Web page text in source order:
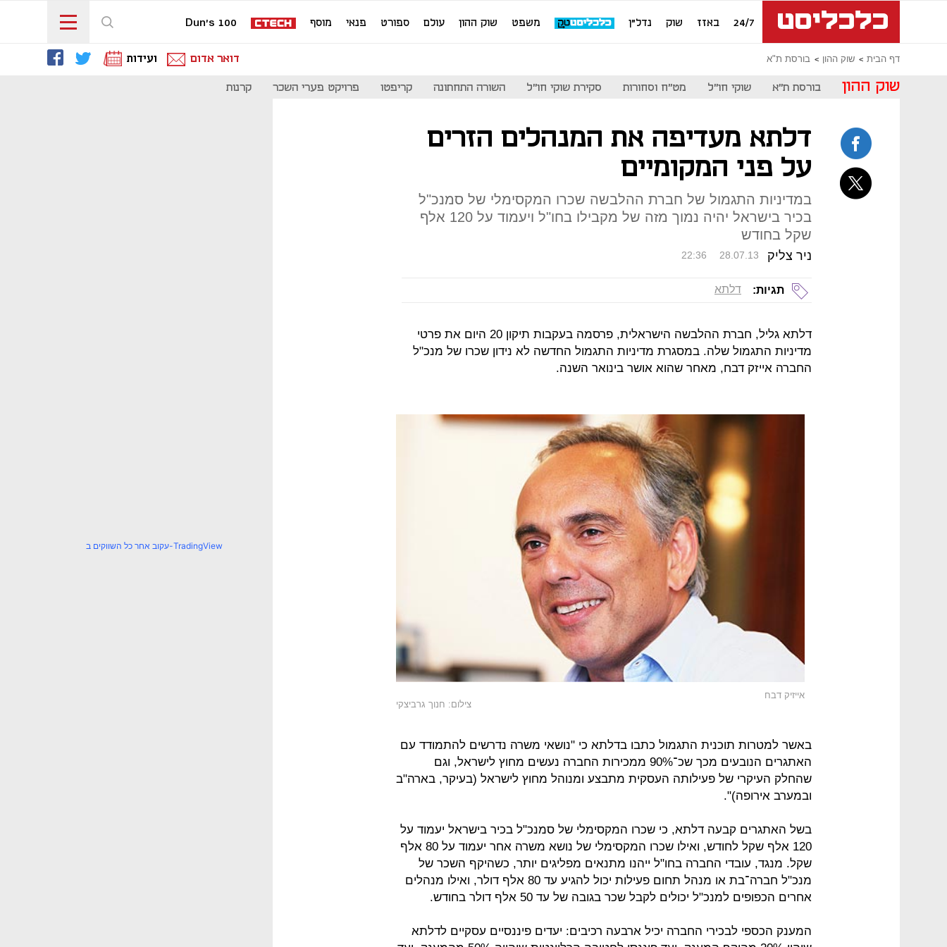
24/7 באזז שוק נדל"ן משפט שוק ההון עולם ספורט פנאי מוסף Dun's 100
דף הבית שוק ההון בורסת ת"א דואר אדום ועידות
שוק ההון בורסת ת"א שוקי חו"ל מט"ח וסחורות סקירת שוקי חו"ל השורה התחתונה קריפטו פרויקט פערי השכר קרנות
דלתא מעדיפה את המנהלים הזרים
על פני המקומיים
במדיניות התגמול של חברת ההלבשה שכרו המקסימלי של סמנכ"ל
בכיר בישראל יהיה נמוך מזה של מקבילו בחו"ל ויעמוד על 120 אלף
שקל בחודש
ניר צליק 22:36 28.07.13
תגיות: דלתא
דלתא גליל, חברת ההלבשה הישראלית, פרסמה בעקבות תיקון 20 היום את פרטי
מדיניות התגמול שלה. במסגרת מדיניות התגמול החדשה לא נידון שכרו של מנכ"ל
החברה אייזק דבח, מאחר שהוא אושר בינואר השנה.
אייזיק דבח
צילום: חנוך גרביצקי
באשר למטרות תוכנית התגמול כתבו בדלתא כי "נושאי משרה נדרשים להתמודד עם
האתגרים הנובעים מכך שכ־90% ממכירות החברה נעשים מחוץ לישראל, וגם
שהחלק העיקרי של פעילותה העסקית מתבצע ומנוהל מחוץ לישראל (בעיקר, בארה"ב
ובמערב אירופה)".
בשל האתגרים קבעה דלתא, כי שכרו המקסימלי של סמנכ"ל בכיר בישראל יעמוד על
120 אלף שקל לחודש, ואילו שכרו המקסימלי של נושא משרה אחר יעמוד על 80 אלף
שקל. מנגד, עובדי החברה בחו"ל ייהנו מתנאים מפליגים יותר, כשהיקף השכר של
מנכ"ל חברה־בת או מנהל תחום פעילות יכול להגיע עד 80 אלף דולר, ואילו מנהלים
אחרים הכפופים למנכ"ל יכולים לקבל שכר בגובה של עד 50 אלף דולר בחודש.
המענק הכספי לבכירי החברה יכיל ארבעה רכיבים: יעדים פיננסיים עסקיים לדלתא
עקוב אחר כל השווקים ב-TradingView